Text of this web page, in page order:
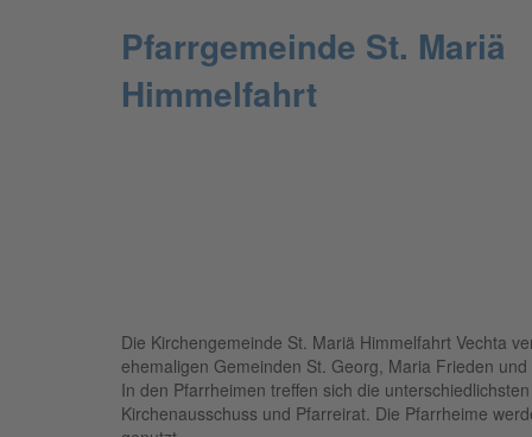
Pfarrgemeinde St. Mariä
Himmelfahrt
Die Kirchengemeinde St. Mariä Himmelfahrt Vechta
ehemaligen Gemeinden St. Georg, Maria Frieden
In den Pfarrheimen treffen sich die
Kirchenausschuss und Pfarreirat. Die Pfarrheime